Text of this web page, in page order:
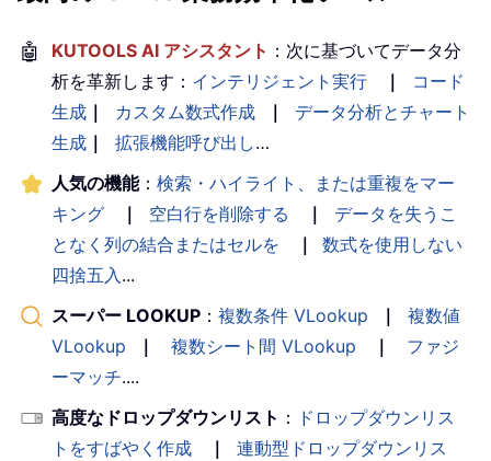
🤖 KUTOOLS AI アシスタント ：次に基づいてデータ分
析を革新します： インテリジェント実行 ｜
コード
生成 ｜ カスタム数式作成 ｜
データ分析とチャート
生成 ｜ 拡張機能呼び出し…
人気の機能： 検索・ハイライト、または重複をマー
キング
｜ 空白行を削除する ｜
データを失うこ
となく列の結合またはセルを
｜
数式を使用しない
四捨五入 ...
スーパー LOOKUP ： 複数条件 VLookup ｜
複数値
VLookup
｜ 複数シート間 VLookup ｜
ファジ
ーマッチ....
高度なドロップダウンリスト ： ドロップダウンリス
トをすばやく作成
｜
連動型ドロップダウンリス